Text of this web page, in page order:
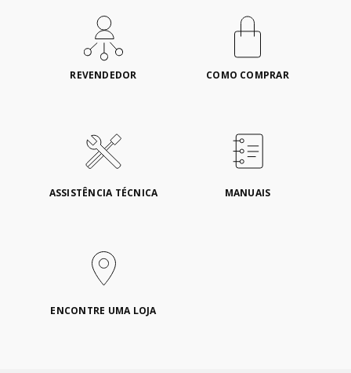
REVENDEDOR COMO COMPRAR
ASSISTÊNCIA TÉCNICA MANUAIS
ENCONTRE UMA LOJA